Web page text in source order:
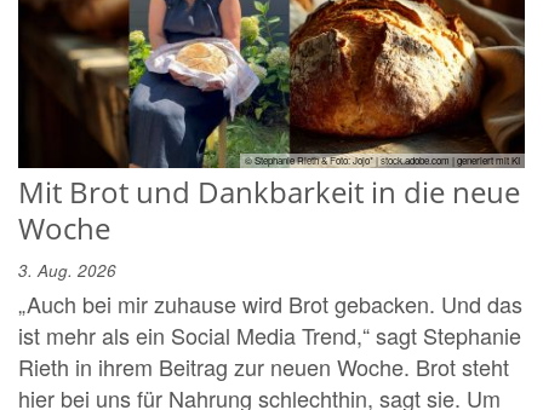
© Stephanie Rieth & Foto: Jojo* | stock.adobe.com | generiert mit KI
Mit Brot und Dankbarkeit in die neue
Woche
3. Aug. 2026
„Auch bei mir zuhause wird Brot gebacken. Und das
ist mehr als ein Social Media Trend,“ sagt Stephanie
Rieth in ihrem Beitrag zur neuen Woche. Brot steht
hier bei uns für Nahrung schlechthin, sagt sie. Um